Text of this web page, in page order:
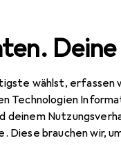
wählst, erfassen
Technologien
deinem
Diese brauchen wir,